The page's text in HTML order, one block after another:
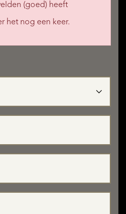
(goed) heeft
het nog een keer.